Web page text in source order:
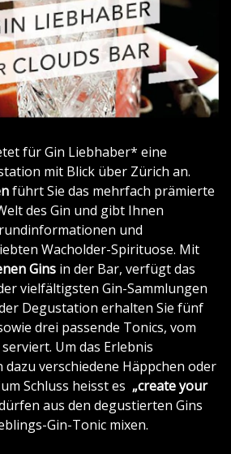
für Gin Liebhaber* eine
mit Blick über Zürich an.
führt Sie das mehrfach prämierte
des Gin und gibt Ihnen
und
Wacholder-Spirituose. Mit
Gins in der Bar, verfügt das
vielfältigsten Gin-Sammlungen
Degustation erhalten Sie fünf
drei passende Tonics, vom
Um das Erlebnis
verschiedene Häppchen oder
Schluss heisst es „create your
aus den degustierten Gins
Gin-Tonic mixen.